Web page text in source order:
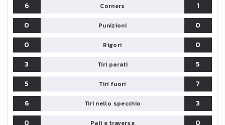
6
Corners
1
0
Punizioni
0
0
Rigori
0
3
Tiri parati
5
5
Tiri fuori
7
6
Tiri nello specchio
3
0
Pali e traverse 0